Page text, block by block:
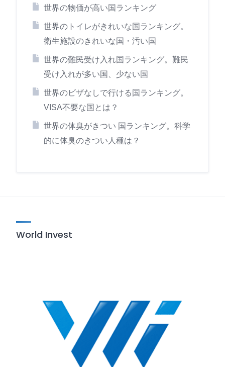
世界の物価が高い国ランキング
世界のトイレがきれいな国ランキング。
衛生施設のきれいな国・汚い国
世界の難民受け入れ国ランキング。難民
受け入れが多い国、少ない国
世界のビザなしで行ける国ランキング。
VISA不要な国とは？
世界の体臭がきつい 国ランキング。科学
的に体臭のきつい人種は？
World Invest